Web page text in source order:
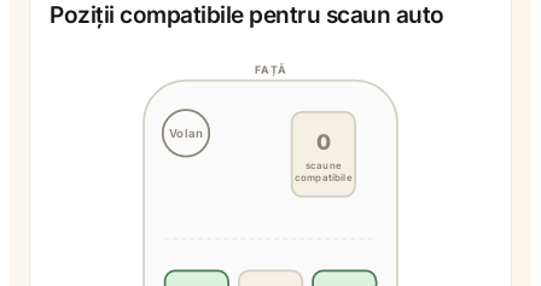
Poziții compatibile pentru scaun auto
Volan
FAȚĂ
0
scaune
compatibile